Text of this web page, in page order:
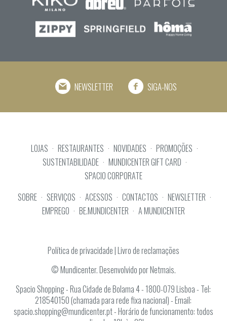
NEWSLETTER SIGA-NOS
LOJAS · RESTAURANTES · NOVIDADES · PROMOÇÕES ·
SUSTENTABILIDADE · MUNDICENTER GIFT CARD ·
SPACIO CORPORATE
SOBRE · SERVIÇOS · ACESSOS · CONTACTOS · NEWSLETTER ·
EMPREGO · BE.MUNDICENTER · A MUNDICENTER
Política de privacidade|Livro de reclamações
© Mundicenter. Desenvolvido por Netmais.
Spacio Shopping - Rua Cidade de Bolama 4 - 1800-079 Lisboa - Tel:
218540150 (chamada para rede fixa nacional) - Email:
spacio.shopping@mundicenter.pt - Horário de funcionamento: todos